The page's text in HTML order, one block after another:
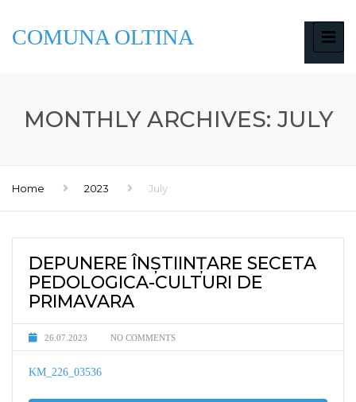
COMUNA OLTINA
MONTHLY ARCHIVES: JULY
Home 2023 July
DEPUNERE ÎNȘTIINȚARE SECETA
PEDOLOGICA-CULTURI DE
PRIMAVARA
26.07.2023 NO COMMENTS
KM_226_03536